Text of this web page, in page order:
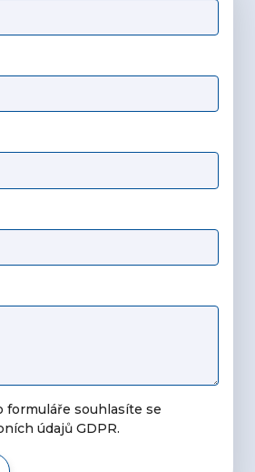
formuláře souhlasíte se
údajů GDPR.